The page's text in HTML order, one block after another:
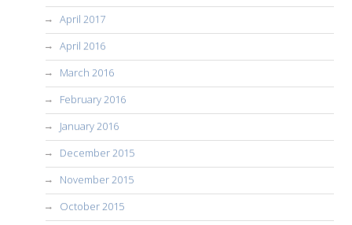
April 2017
April 2016
March 2016
February 2016
January 2016
December 2015
November 2015
October 2015